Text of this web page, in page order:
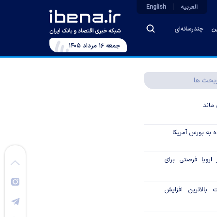
چندرسانه‌ای
العربیه English
جمعه ۱۶ مرداد ۱۴۰۵
ها
به بورس آمریکا
اروپا فرصتی برای
افزایش